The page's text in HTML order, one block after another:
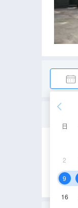
日
2
9
16